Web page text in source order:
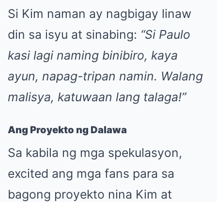
Si Kim naman ay nagbigay linaw
din sa isyu at sinabing: “Si Paulo
kasi lagi naming binibiro, kaya
ayun, napag-tripan namin. Walang
malisya, katuwaan lang talaga!”
Ang Proyekto ng Dalawa
Sa kabila ng mga spekulasyon,
excited ang mga fans para sa
bagong proyekto nina Kim at